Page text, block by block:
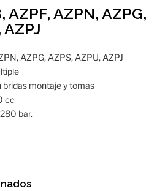
AZPF, AZPN, AZPG,
AZPG, AZPS, AZPU, AZPJ
montaje y tomas
cc
bar.